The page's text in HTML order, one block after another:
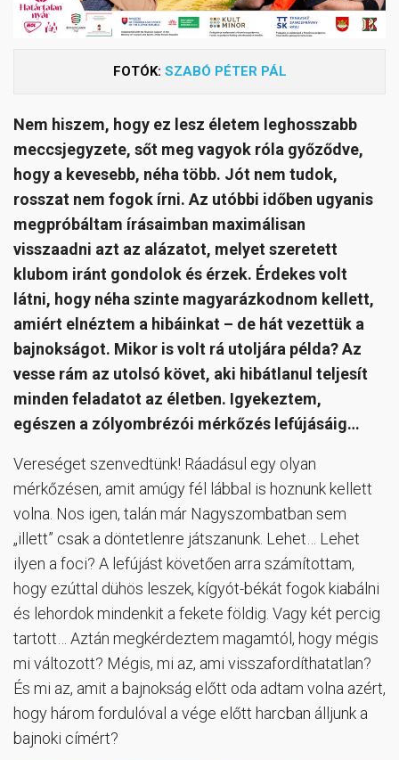
FOTÓK: SZABÓ PÉTER PÁL
Nem hiszem, hogy ez lesz életem leghosszabb
meccsjegyzete, sőt meg vagyok róla győződve,
hogy a kevesebb, néha több. Jót nem tudok,
rosszat nem fogok írni. Az utóbbi időben ugyanis
megpróbáltam írásaimban maximálisan
visszaadni azt az alázatot, melyet szeretett
klubom iránt gondolok és érzek. Érdekes volt
látni, hogy néha szinte magyarázkodnom kellett,
amiért elnéztem a hibáinkat – de hát vezettük a
bajnokságot. Mikor is volt rá utoljára példa? Az
vesse rám az utolsó követ, aki hibátlanul teljesít
minden feladatot az életben. Igyekeztem,
egészen a zólyombrézói mérkőzés lefújásáig…
Vereséget szenvedtünk! Ráadásul egy olyan
mérkőzésen, amit amúgy fél lábbal is hoznunk kellett
volna. Nos igen, talán már Nagyszombatban sem
„illett” csak a döntetlenre játszanunk. Lehet… Lehet
ilyen a foci? A lefújást követően arra számítottam,
hogy ezúttal dühös leszek, kígyót-békát fogok kiabálni
és lehordok mindenkit a fekete földig. Vagy két percig
tartott… Aztán megkérdeztem magamtól, hogy mégis
mi változott? Mégis, mi az, ami visszafordíthatatlan?
És mi az, amit a bajnokság előtt oda adtam volna azért,
hogy három fordulóval a vége előtt harcban álljunk a
bajnoki címért?